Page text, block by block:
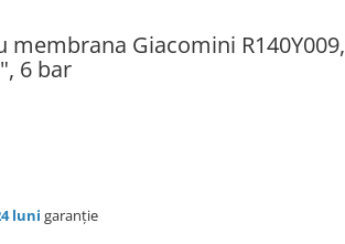
membrana Giacomini R140Y009,
6 bar
luni garanție